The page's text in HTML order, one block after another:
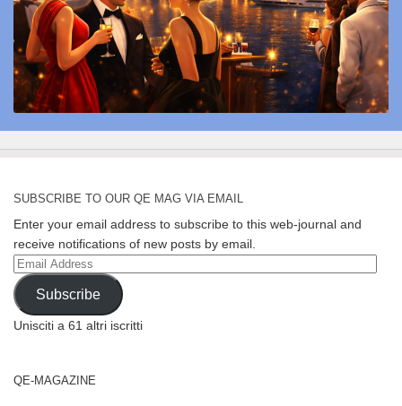
SUBSCRIBE TO OUR QE MAG VIA EMAIL
Enter your email address to subscribe to this web-journal and
receive notifications of new posts by email.
Email
Address
Subscribe
Unisciti a 61 altri iscritti
QE-MAGAZINE